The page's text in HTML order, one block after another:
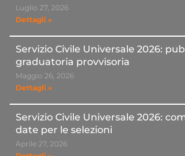
Luglio 27, 2026
Dettagli »
Servizio Civile Universale 2026:
graduatoria provvisoria
Maggio 26, 2026
Dettagli »
Servizio Civile Universale 2026:
date per le selezioni
Aprile 27, 2026